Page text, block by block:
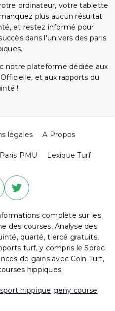
ordinateur, votre tablette
plus aucun résultat
et restez informé pour
dans l'univers des paris
notre plateforme dédiée aux
et aux rapports du
!
légales A Propos
PMU Lexique Turf
complète sur les
des courses, Analyse des
quarté, tiercé gratuits,
turf, y compris le Sorec
de gains avec Coin Turf,
hippiques.
hippique geny course